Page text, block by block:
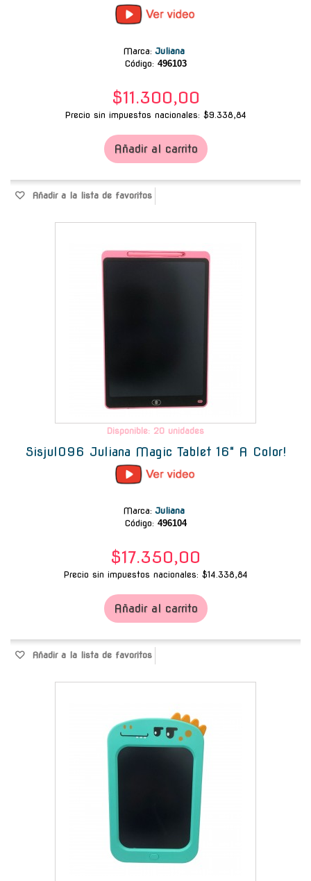
Marca: Juliana
Código: 496103
$11.300,00
Precio sin impuestos nacionales: $9.338,84
Añadir al carrito
Añadir a la lista de favoritos
Disponible: 20 unidades
Sisjul096 Juliana Magic Tablet 16" A Color!
Marca: Juliana
Código: 496104
$17.350,00
Precio sin impuestos nacionales: $14.338,84
Añadir al carrito
Añadir a la lista de favoritos